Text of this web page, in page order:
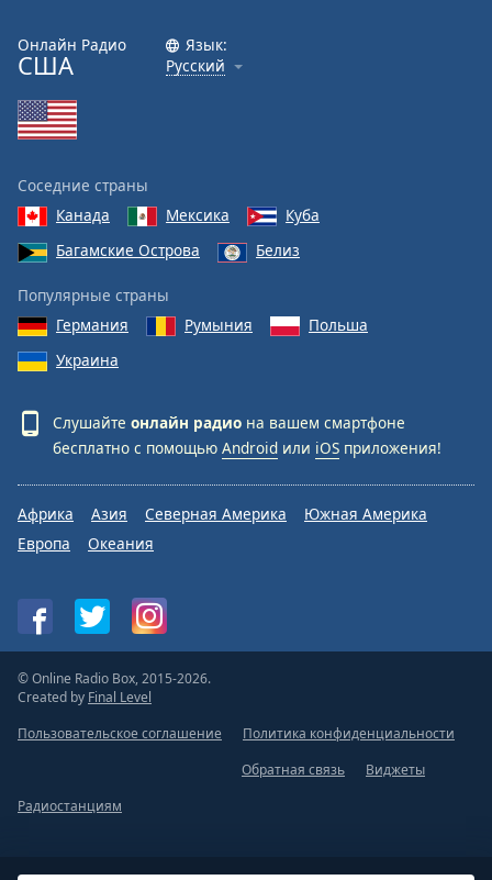
Онлайн Радио
США
Язык:
Русский
Соседние страны
Канада
Мексика
Куба
Багамские Острова
Белиз
Популярные страны
Германия
Румыния
Польша
Украина
Слушайте онлайн радио на вашем смартфоне
бесплатно с помощью Android или iOS приложения!
Африка Азия Северная Америка
Южная Америка
Европа
Океания
© Online Radio Box, 2015-2026.
Created by Final Level
Пользовательское соглашение
Политика конфиденциальности
Обратная связь
Виджеты
Радиостанциям